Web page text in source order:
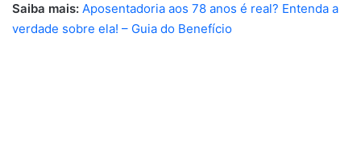
Saiba mais: Aposentadoria aos 78 anos é real? Entenda a
verdade sobre ela! – Guia do Benefício